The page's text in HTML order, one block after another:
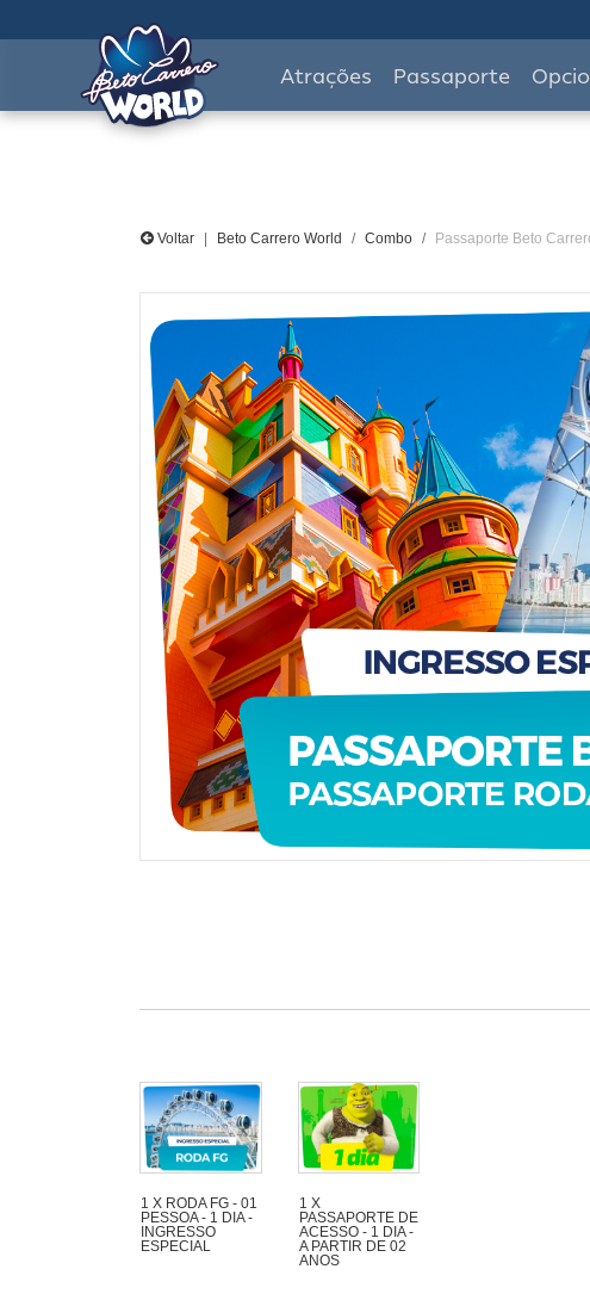
Atrações Passaporte
Voltar Beto Carrero World Combo Passaporte Beto
1 X RODA FG - 01
PESSOA - 1 DIA -
INGRESSO
ESPECIAL
1 X
PASSAPORTE DE
ACESSO - 1 DIA -
A PARTIR DE 02
ANOS